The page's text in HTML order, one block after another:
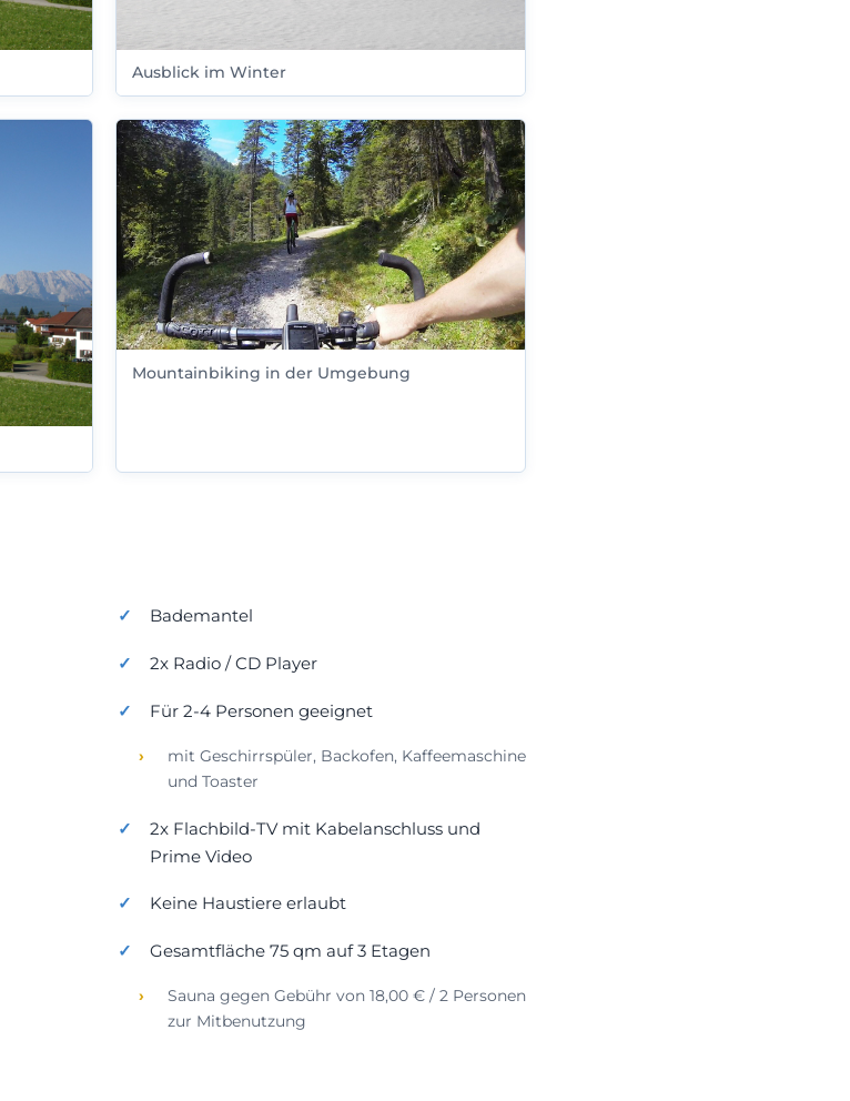
Ausblick im Winter
Mountainbiking in der Umgebung
Bademantel
2x Radio / CD Player
Für 2-4 Personen geeignet
mit Geschirrspüler, Backofen, Kaffeemaschine
und Toaster
2x Flachbild-TV mit Kabelanschluss und
Prime Video
Keine Haustiere erlaubt
Gesamtfläche 75 qm auf 3 Etagen
Sauna gegen Gebühr von 18,00 € / 2 Personen
zur Mitbenutzung